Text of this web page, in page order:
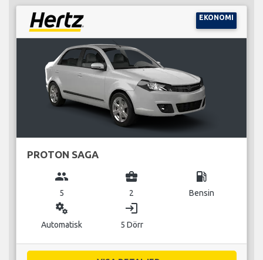
EKONOMI
PROTON SAGA
group
5
business_center
2
local_gas_station
Bensin
miscellaneous_services
Automatisk
login
5 Dörr